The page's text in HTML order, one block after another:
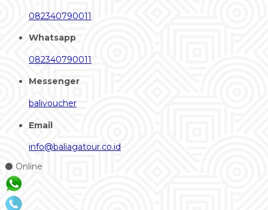
082340790011
Whatsapp
082340790011
Messenger
balivoucher
Email
info@baliagatour.co.id
⚫ Online